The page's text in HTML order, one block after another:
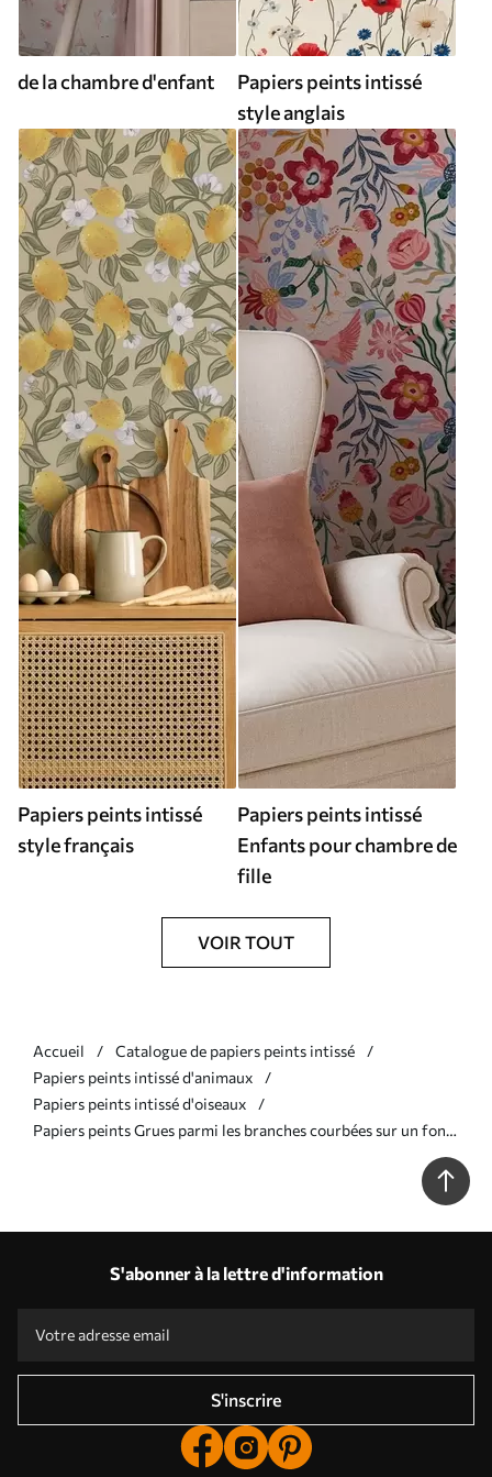
de la chambre d'enfant
Papiers peints intissé
style anglais
Papiers peints intissé
style français
Papiers peints intissé
Enfants pour chambre de
fille
VOIR TOUT
Accueil
Catalogue de papiers peints intissé
Papiers peints intissé d'animaux
Papiers peints intissé d'oiseaux
Papiers peints Grues parmi les branches courbées sur un fond
S'abonner à la lettre d'information
S'inscrire